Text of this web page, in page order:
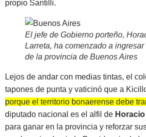
propio Santilli.
El jefe de Gobierno porteño,
Larreta, ha comenzado a ingresar
de la provincia de Buenos Aires
Lejos de andar con medias tintas, el
tapones de punta y vaticinó que a
porque el territorio bonaerense debe
diputado nacional es el alfil de
para ganar en la provincia y reforzar